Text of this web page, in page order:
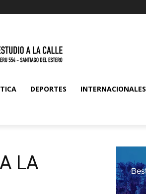
DEPORTES INTERNACIONALES
LA